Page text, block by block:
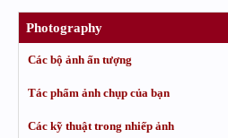
Photography
Các bộ ảnh ấn tượng
Tác phẩm ảnh chụp của bạn
Các kỹ thuật trong nhiếp ảnh